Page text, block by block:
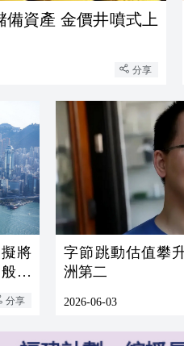
資產 金價井噴式上
分享
將
收
分享
字節跳動估值攀
洲第二
2026-06-03